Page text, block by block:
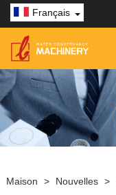
Français
Maison > Nouvelles >